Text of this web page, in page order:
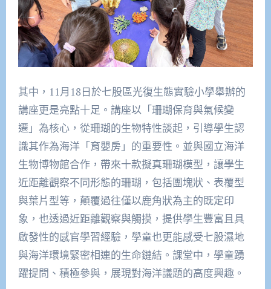
其中，11月18日於七股區光復生態實驗小學舉辦的
講座更是亮點十足。講座以「珊瑚保育與氣候變
遷」為核心，從珊瑚的生物特性談起，引導學生認
識其作為海洋「育嬰房」的重要性。並與國立海洋
生物博物館合作，帶來十款擬真珊瑚模型，讓學生
近距離觀察不同形態的珊瑚，包括團塊狀、表覆型
與葉片型等，顛覆過往僅以鹿角狀為主的既定印
象，也透過近距離觀察與觸摸，提供學生豐富且具
啟發性的感官學習經驗，學童也更能感受七股濕地
與海洋環境緊密相連的生命鏈結。課堂中，學童踴
躍提問、積極參與，展現對海洋議題的高度興趣。